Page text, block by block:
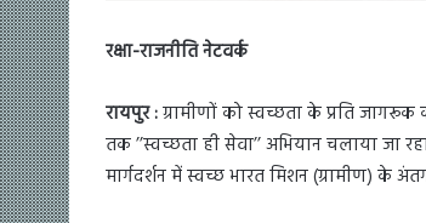
रक्षा-राजनीति नेटवर्क
रायपुर :ग्रामीणों को स्वच्छता के प्रति
तक ’’स्वच्छता ही सेवा’’ अभियान चलाया जा
मार्गदर्शन में स्वच्छ भारत मिशन (ग्रामीण) के